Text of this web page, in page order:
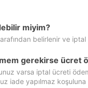
miyim?
belirlenir ve
gerekirse ücret
varsa iptal ücreti
iade yapılmaz